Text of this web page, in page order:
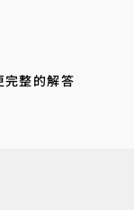
完整的解答